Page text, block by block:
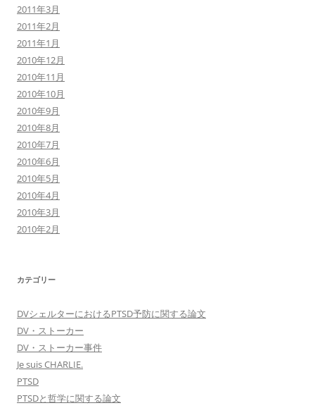
2011年3月
2011年2月
2011年1月
2010年12月
2010年11月
2010年10月
2010年9月
2010年8月
2010年7月
2010年6月
2010年5月
2010年4月
2010年3月
2010年2月
カテゴリー
DVシェルターにおけるPTSD予防に関する論文
DV・ストーカー
DV・ストーカー事件
Je suis CHARLIE.
PTSD
PTSDと哲学に関する論文